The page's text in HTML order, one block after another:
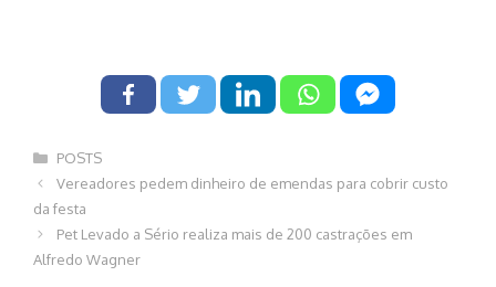
Categorias
POSTS
Navegação
de
Vereadores pedem dinheiro de emendas para cobrir custo
da festa
Pet Levado a Sério realiza mais de 200 castrações em
Alfredo Wagner